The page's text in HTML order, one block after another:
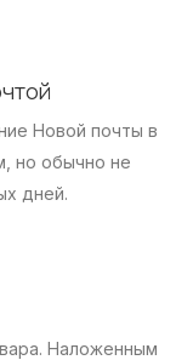
Новой почты в
но обычно не
дней.
Наложенным